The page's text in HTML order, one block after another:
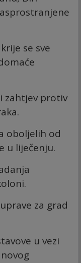
se sve
zahtjev protiv
oboljelih od
u liječenju.
za grad
u vezi